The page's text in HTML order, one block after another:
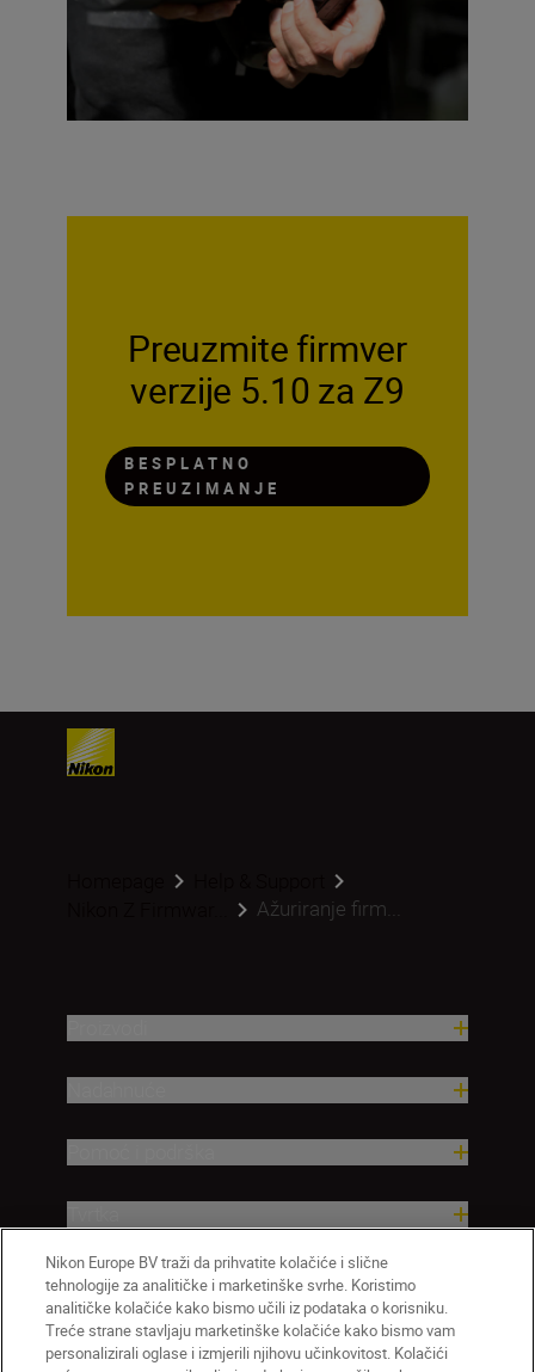
Preuzmite firmver
verzije 5.10 za Z9
BESPLATNO
PREUZIMANJE
Ažuriranje firm...
Nikon Europe BV traži da prihvatite kolačiće i slične
tehnologije za analitičke i marketinške svrhe. Koristimo
analitičke kolačiće kako bismo učili iz podataka o korisniku.
Treće strane stavljaju marketinške kolačiće kako bismo vam
personalizirali oglase i izmjerili njihovu učinkovitost. Kolačići